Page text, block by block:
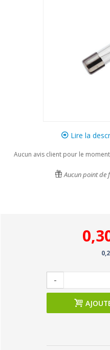
Lire la
Aucun avis client pour le
Aucun point de
-